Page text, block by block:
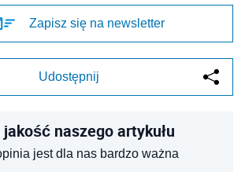
Zapisz się na newsletter
Udostępnij
naszego artykułu
jest dla nas bardzo ważna